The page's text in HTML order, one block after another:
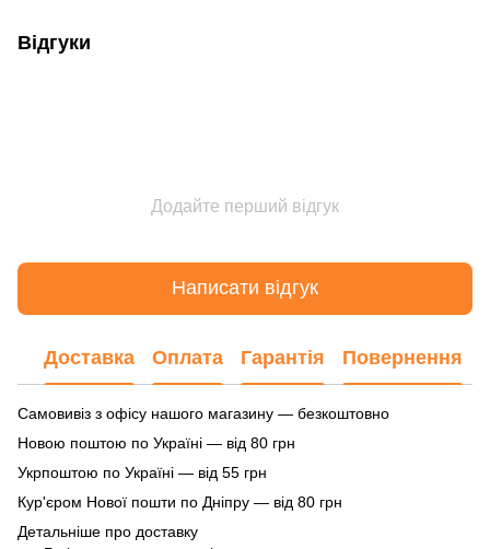
Відгуки
Додайте перший відгук
Написати відгук
Доставка Оплата Гарантія Повернення
Самовивіз з офісу нашого магазину — безкоштовно
Новою поштою по Україні — від 80 грн
Укрпоштою по Україні — від 55 грн
Кур'єром Нової пошти по Дніпру — від 80 грн
Детальніше про доставку